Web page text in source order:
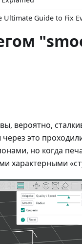
Guide to Fix
вероятно,
через это
но когда
характерными